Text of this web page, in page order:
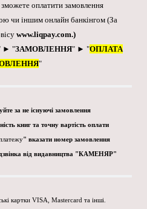
оплатити замовлення
чи іншим онлайн банкінгом (За
www.liqpay.com.)
► "ЗАМОВЛЕННЯ" ► "ОПЛАТА
"
за не існуючі замовлення
книг та точну вартість оплати
" вказати номер замовлення
від видавництва "КАМЕНЯР"
картки VISA, Mastercard та інші.